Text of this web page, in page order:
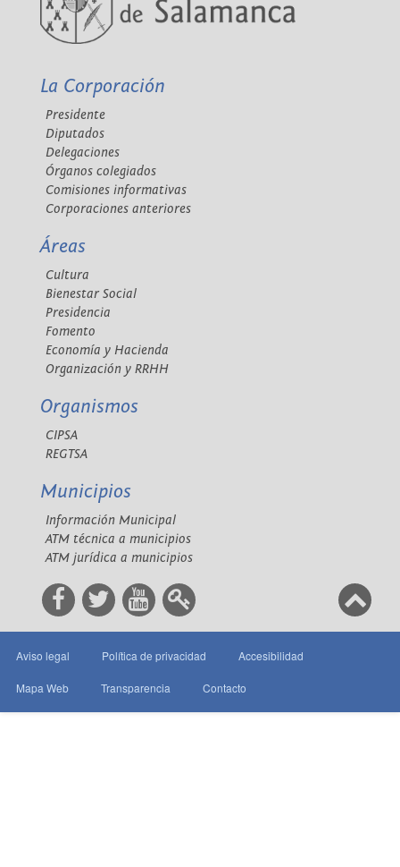
La Corporación
Presidente
Diputados
Delegaciones
Órganos colegiados
Comisiones informativas
Corporaciones anteriores
Áreas
Cultura
Bienestar Social
Presidencia
Fomento
Economía y Hacienda
Organización y RRHH
Organismos
CIPSA
REGTSA
Municipios
Información Municipal
ATM técnica a municipios
ATM jurídica a municipios
Aviso legal Política de privacidad Accesibilidad
Mapa Web Transparencia Contacto